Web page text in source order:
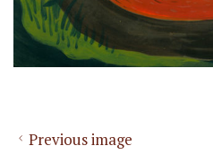
Previous image